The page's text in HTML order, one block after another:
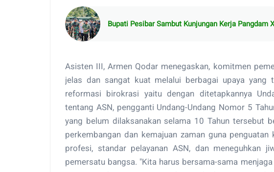
Bupati Pesibar Sambut Kunjungan Kerja Pangdam
Asisten III, Armen Qodar menegaskan, komitmen
jelas dan sangat kuat melalui berbagai upaya yang
reformasi birokrasi yaitu dengan ditetapkannya
tentang ASN, pengganti Undang-Undang Nomor 5
yang belum dilaksanakan selama 10 Tahun tersebut
perkembangan dan kemajuan zaman guna
profesi, standar pelayanan ASN, dan meneguhkan
pemersatu bangsa. "Kita harus bersama-sama